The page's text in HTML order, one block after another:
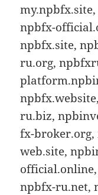
npbfx-
npbfx.site,
ru.org,
ru.biz,
fx-
web.site,
npbfx-ru.net,